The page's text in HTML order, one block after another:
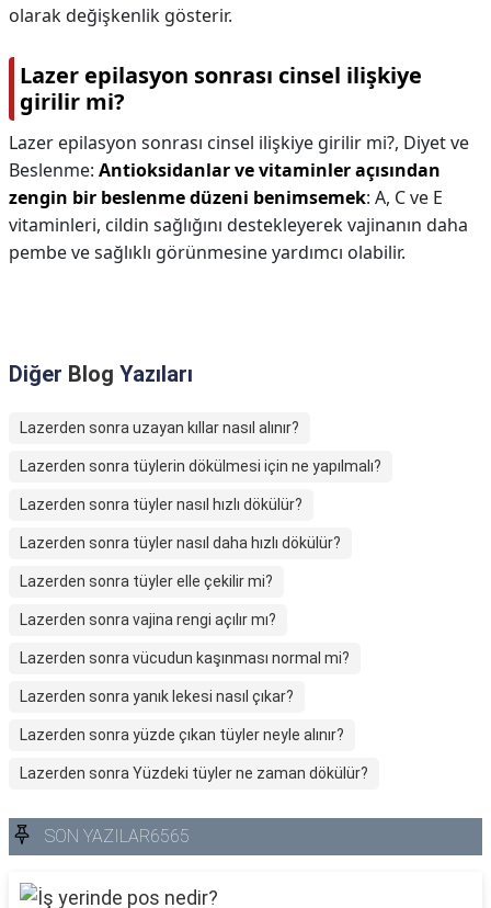
olarak değişkenlik gösterir.
Lazer epilasyon sonrası cinsel ilişkiye
girilir mi?
Lazer epilasyon sonrası cinsel ilişkiye girilir mi?, Diyet ve
Beslenme: Antioksidanlar ve vitaminler açısından
zengin bir beslenme düzeni benimsemek: A, C ve E
vitaminleri, cildin sağlığını destekleyerek vajinanın daha
pembe ve sağlıklı görünmesine yardımcı olabilir.
Diğer Blog Yazıları
Lazerden sonra uzayan kıllar nasıl alınır?
Lazerden sonra tüylerin dökülmesi için ne yapılmalı?
Lazerden sonra tüyler nasıl hızlı dökülür?
Lazerden sonra tüyler nasıl daha hızlı dökülür?
Lazerden sonra tüyler elle çekilir mi?
Lazerden sonra vajina rengi açılır mı?
Lazerden sonra vücudun kaşınması normal mi?
Lazerden sonra yanık lekesi nasıl çıkar?
Lazerden sonra yüzde çıkan tüyler neyle alınır?
Lazerden sonra Yüzdeki tüyler ne zaman dökülür?
SON YAZILAR6565